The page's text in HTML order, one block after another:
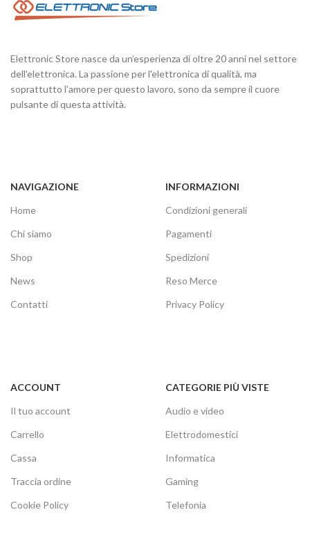
Elettronic Store nasce da un’esperienza di oltre 20 anni nel settore
dell'elettronica. La passione per l'elettronica di qualità, ma
soprattutto l’amore per questo lavoro, sono da sempre il cuore
pulsante di questa attività.
NAVIGAZIONE
Home
Chi siamo
Shop
News
Contatti
INFORMAZIONI
Condizioni generali
Pagamenti
Spedizioni
Reso Merce
Privacy Policy
ACCOUNT
Il tuo account
Carrello
Cassa
Traccia ordine
Cookie Policy
CATEGORIE PIÙ VISTE
Audio e video
Elettrodomestici
Informatica
Gaming
Telefonia